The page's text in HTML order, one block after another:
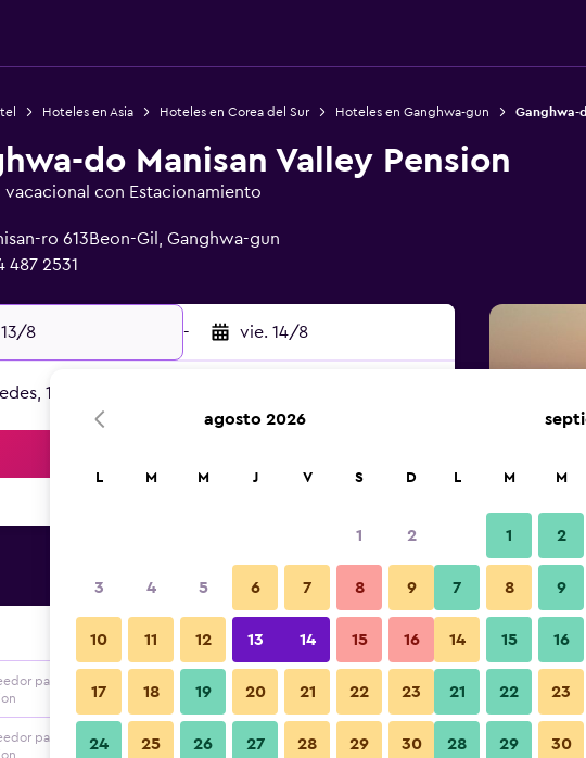
Hoteles en Asia Hoteles en Corea del Sur Hoteles en Ganghwa-gun Ganghwa-
do Manisan Valley Pension
vacacional con Estacionamiento
ro 613Beon-Gil, Ganghwa-gun
487 2531
8 - vie. 14/8
1 habitación
para Ganghwa-do Manisan Valley
Ver precios
para Ganghwa-do Manisan Valley
Ver precios
Playa
Fotos
agosto 2026
L M M J V S D
1 2
3 4 5 6 7 8 9
10 11 12 13 14 15 16
17 18 19 20 21 22 23
24 25 26 27 28 29 30
L M M
1 2
7 8 9
14 15 16
21 22 23
28 29 30